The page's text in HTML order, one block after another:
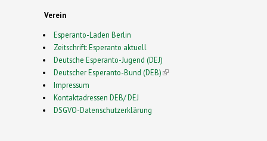
Verein
Esperanto-Laden Berlin
Zeitschrift: Esperanto aktuell
Deutsche Esperanto-Jugend (DEJ)
Deutscher Esperanto-Bund (DEB)(link is external)
Impressum
Kontaktadressen DEB/ DEJ
DSGVO-Datenschutzerklärung